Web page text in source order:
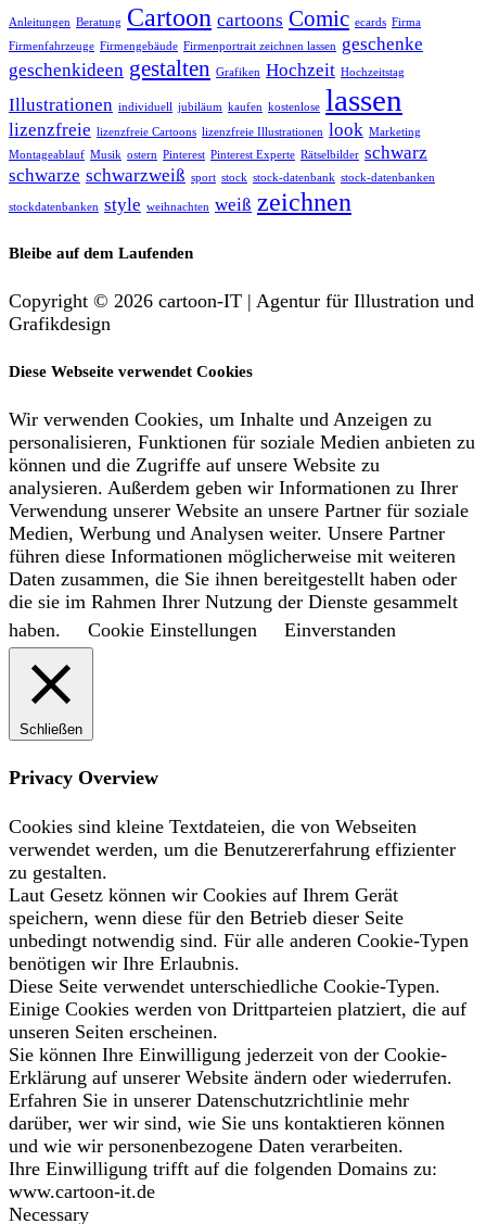
Anleitungen Beratung Cartoon cartoons Comic ecards Firma
Firmenfahrzeuge Firmengebäude Firmenportrait zeichnen lassen
geschenke
geschenkideen gestalten Grafiken Hochzeit Hochzeitstag
Illustrationen individuell jubiläum kaufen kostenlose lassen
lizenzfreie lizenzfreie Cartoons lizenzfreie Illustrationen look Marketing
Montageablauf Musik ostern Pinterest Pinterest Experte Rätselbilder schwarz
schwarze schwarzweiß sport stock stock-datenbank stock-datenbanken
stockdatenbanken style weihnachten weiß zeichnen
Bleibe auf dem Laufenden
Copyright © 2026 cartoon-IT | Agentur für Illustration und
Grafikdesign
Diese Webseite verwendet Cookies
Wir verwenden Cookies, um Inhalte und Anzeigen zu
personalisieren, Funktionen für soziale Medien anbieten zu
können und die Zugriffe auf unsere Website zu
analysieren. Außerdem geben wir Informationen zu Ihrer
Verwendung unserer Website an unsere Partner für soziale
Medien, Werbung und Analysen weiter. Unsere Partner
führen diese Informationen möglicherweise mit weiteren
Daten zusammen, die Sie ihnen bereitgestellt haben oder
die sie im Rahmen Ihrer Nutzung der Dienste gesammelt
haben.
Cookie Einstellungen Einverstanden
Schließen
Privacy Overview
Cookies sind kleine Textdateien, die von Webseiten
verwendet werden, um die Benutzererfahrung effizienter
zu gestalten.
Laut Gesetz können wir Cookies auf Ihrem Gerät
speichern, wenn diese für den Betrieb dieser Seite
unbedingt notwendig sind. Für alle anderen Cookie-Typen
benötigen wir Ihre Erlaubnis.
Diese Seite verwendet unterschiedliche Cookie-Typen.
Einige Cookies werden von Drittparteien platziert, die auf
unseren Seiten erscheinen.
Sie können Ihre Einwilligung jederzeit von der Cookie-
Erklärung auf unserer Website ändern oder wiederrufen.
Erfahren Sie in unserer Datenschutzrichtlinie mehr
darüber, wer wir sind, wie Sie uns kontaktieren können
und wie wir personenbezogene Daten verarbeiten.
Ihre Einwilligung trifft auf die folgenden Domains zu:
www.cartoon-it.de
Necessary